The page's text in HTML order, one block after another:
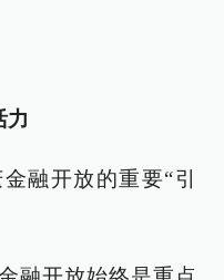
力
融开放的重要“引